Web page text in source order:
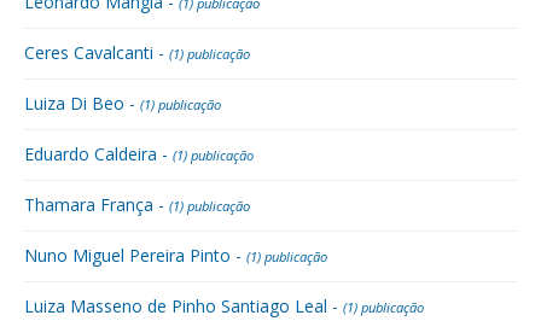
Ceres Cavalcanti - (1) publicação
Luiza Di Beo - (1) publicação
Eduardo Caldeira - (1) publicação
Thamara França - (1) publicação
Nuno Miguel Pereira Pinto - (1) publicação
Luiza Masseno de Pinho Santiago Leal - (1) publicação